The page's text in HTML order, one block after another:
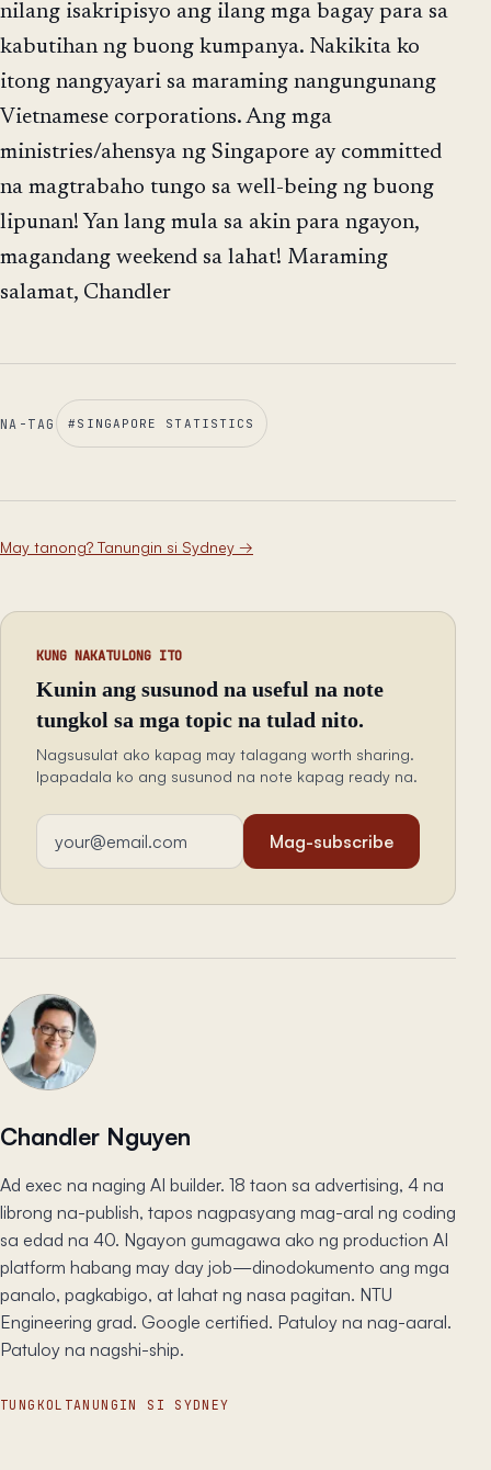
nilang isakripisyo ang ilang mga bagay para sa
kabutihan ng buong kumpanya. Nakikita ko
itong nangyayari sa maraming nangungunang
Vietnamese corporations. Ang mga
ministries/ahensya ng Singapore ay committed
na magtrabaho tungo sa well-being ng buong
lipunan! Yan lang mula sa akin para ngayon,
magandang weekend sa lahat! Maraming
salamat, Chandler
NA-TAG #SINGAPORE STATISTICS
May tanong? Tanungin si Sydney →
KUNG NAKATULONG ITO
Kunin ang susunod na useful na note
tungkol sa mga topic na tulad nito.
Nagsusulat ako kapag may talagang worth sharing.
Ipapadala ko ang susunod na note kapag ready na.
Email address
Mag-subscribe
Chandler Nguyen
Ad exec na naging AI builder. 18 taon sa advertising, 4 na
librong na-publish, tapos nagpasyang mag-aral ng coding
sa edad na 40. Ngayon gumagawa ako ng production AI
platform habang may day job—dinodokumento ang mga
panalo, pagkabigo, at lahat ng nasa pagitan. NTU
Engineering grad. Google certified. Patuloy na nag-aaral.
Patuloy na nagshi-ship.
TUNGKOL TANUNGIN SI SYDNEY